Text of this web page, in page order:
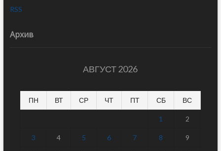
RSS
Архив
АВГУСТ 2026
ПН ВТ СР ЧТ ПТ СБ ВС
1 2
3 4 5 6 7 8 9